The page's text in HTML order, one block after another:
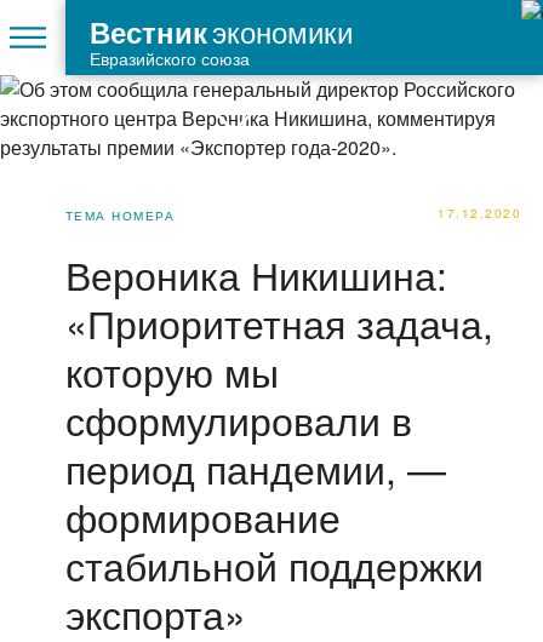
Вестникэкономики
Евразийского союза
ТЕМА НОМЕРА 17.12.2020
Вероника Никишина:
«Приоритетная задача,
которую мы
сформулировали в
период пандемии, —
формирование
стабильной поддержки
экспорта»